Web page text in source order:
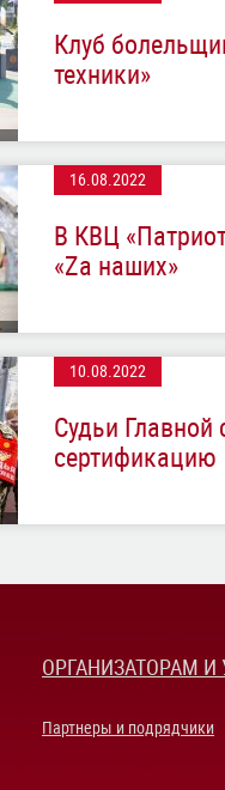
Клуб
техники»
16.08.2022
В КВЦ
«Zа наших»
10.08.2022
Cудьи
сертификацию
ОРГАНИЗАТОРАМ
Партнеры и подрядчики